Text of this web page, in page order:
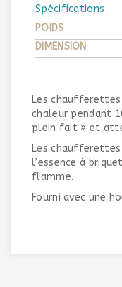
Spécifications
POIDS
DIMENSION
Les
chaleur pendant
plein fait » et
Les chaufferettes
l’essence à
flamme.
Fourni avec une